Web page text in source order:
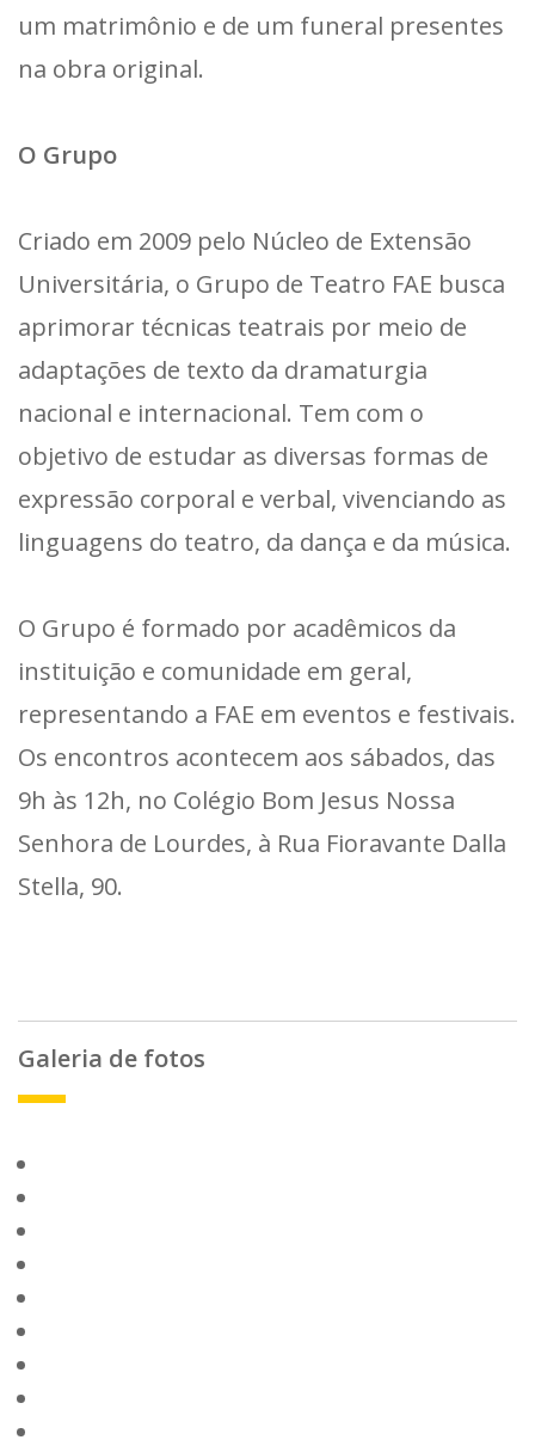
um matrimônio e de um funeral presentes
na obra original.
O Grupo
Criado em 2009 pelo Núcleo de Extensão
Universitária, o Grupo de Teatro FAE busca
aprimorar técnicas teatrais por meio de
adaptações de texto da dramaturgia
nacional e internacional. Tem com o
objetivo de estudar as diversas formas de
expressão corporal e verbal, vivenciando as
linguagens do teatro, da dança e da música.
O Grupo é formado por acadêmicos da
instituição e comunidade em geral,
representando a FAE em eventos e festivais.
Os encontros acontecem aos sábados, das
9h às 12h, no Colégio Bom Jesus Nossa
Senhora de Lourdes, à Rua Fioravante Dalla
Stella, 90.
Galeria de fotos